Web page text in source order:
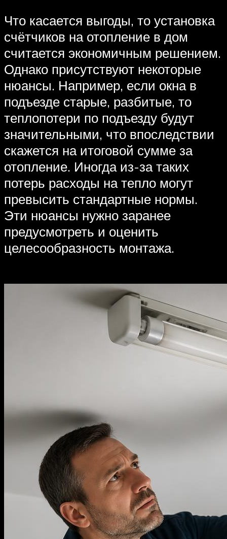
Что касается выгоды, то установка
счётчиков на отопление в дом
считается экономичным решением.
Однако присутствуют некоторые
нюансы. Например, если окна в
подъезде старые, разбитые, то
теплопотери по подъезду будут
значительными, что впоследствии
скажется на итоговой сумме за
отопление. Иногда из-за таких
потерь расходы на тепло могут
превысить стандартные нормы.
Эти нюансы нужно заранее
предусмотреть и оценить
целесообразность монтажа.